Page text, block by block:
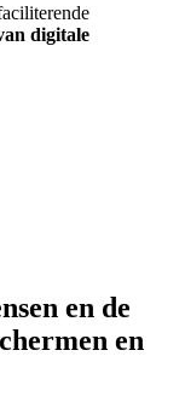
digitale
en de
en